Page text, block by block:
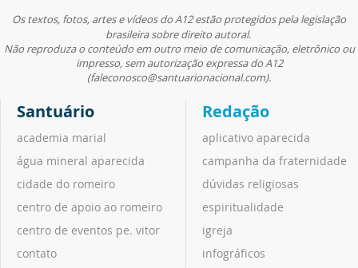
Os textos, fotos, artes e vídeos do A12 estão protegidos pela legislação
brasileira sobre direito autoral.
Não reproduza o conteúdo em outro meio de comunicação, eletrônico ou
impresso, sem autorização expressa do A12
(faleconosco@santuarionacional.com).
Santuário
academia marial
água mineral aparecida
cidade do romeiro
centro de apoio ao romeiro
centro de eventos pe. vitor
contato
Redação
aplicativo aparecida
campanha da fraternidade
dúvidas religiosas
espiritualidade
igreja
infográficos